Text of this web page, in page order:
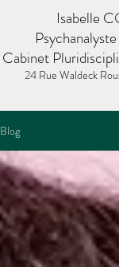
Isabelle
Cabinet
24 Rue Waldeck
Blog